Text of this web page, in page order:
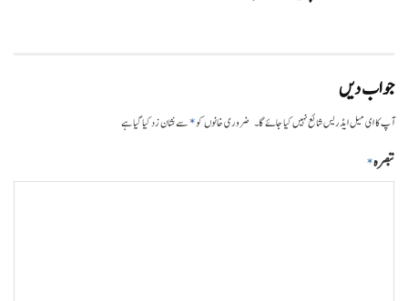
جواب دیں
آپ کا ای میل ایڈریس شائع نہیں کیا جائے گا۔ ضروری خانوں کو*سے نشان زد کیا گیا ہے
تبصرہ*